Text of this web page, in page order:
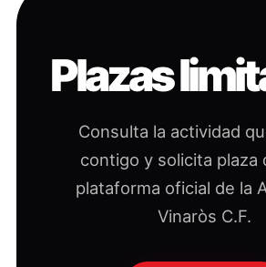
Plazas
Consulta la actividad
contigo y solicita plaza
plataforma oficial de la
Vinaròs C.F.